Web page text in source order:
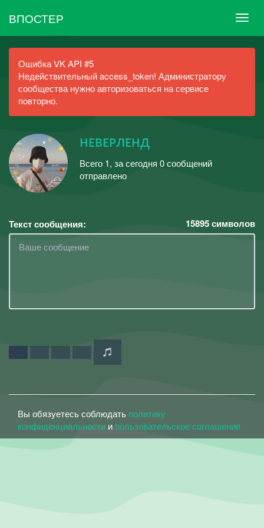
ВПОСТЕР
Ошибка VK API #5
Недействительный access_token! Администратору
сообщества нужно авторизоваться на сервисе
повторно.
нᴇвᴇᴘлᴇнд
Всего 1, за сегодня 0 сообщений
отправлено
Текст сообщения: 15895символов
Вы обязуетесь соблюдать политику
конфиденциальности и пользовательское соглашение